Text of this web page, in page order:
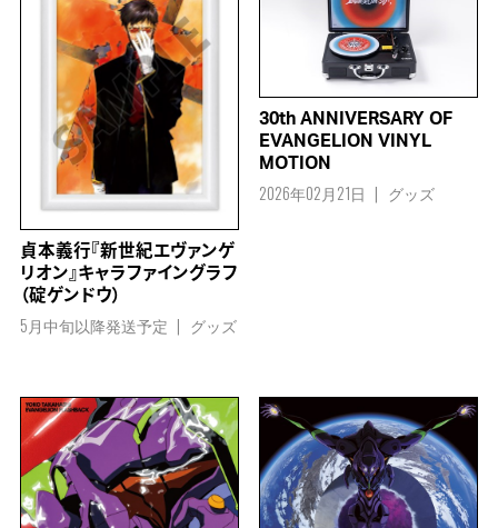
貞本義行『新世紀エヴァンゲ
リオン』キャラファイングラフ
（碇ゲンドウ）
5月中旬以降発送予定 グッズ
30th ANNIVERSARY OF
EVANGELION VINYL
MOTION
2026年02月21日 グッズ